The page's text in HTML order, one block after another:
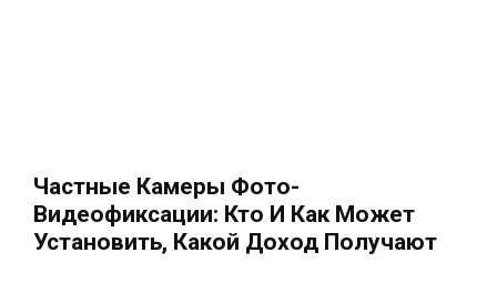
Частные Камеры Фото-
Видеофиксации: Кто И Как Может
Установить, Какой Доход Получают